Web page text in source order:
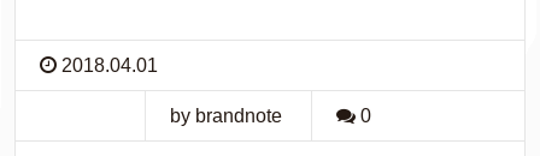
2018.04.01
by brandnote 0